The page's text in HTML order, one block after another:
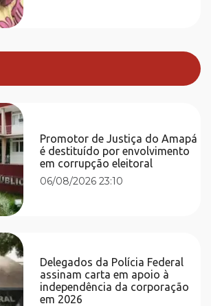
Promotor de Justiça do Amapá
é destituído por envolvimento
em corrupção eleitoral
06/08/2026 23:10
Delegados da Polícia Federal
assinam carta em apoio à
independência da corporação
em 2026